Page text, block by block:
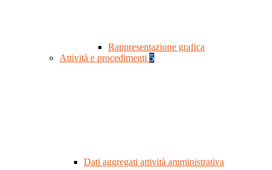
Rappresentazione grafica
Attività e procedimenti 5
Dati aggregati attività amministrativa